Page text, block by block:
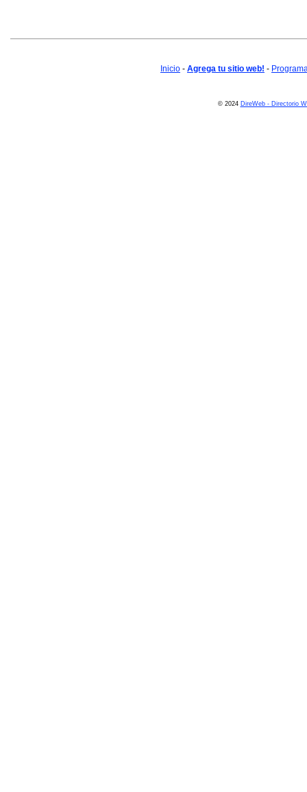
Inicio - Agrega tu sitio web! -
© 2024 DireWeb - Directorio